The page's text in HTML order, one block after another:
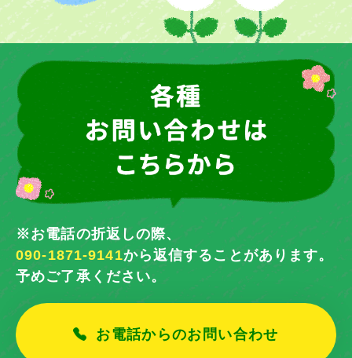
※お電話の折返しの際、
090-1871-9141から返信することがあります。
予めご了承ください。
お電話からのお問い合わせ